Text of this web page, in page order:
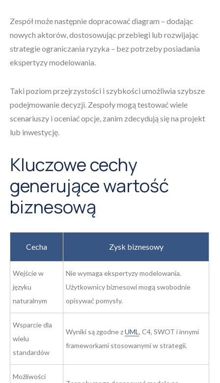
Zespół może następnie dopracować diagram – dodając
nowych aktorów, dostosowując przebiegi lub rozwijając
strategie ograniczania ryzyka – bez potrzeby posiadania
ekspertyzy modelowania.
Taki poziom przejrzystości i szybkości umożliwia szybsze
podejmowanie decyzji. Zespoły mogą testować wiele
scenariuszy i oceniać opcje, zanim zdecydują się na projekt
lub inwestycję.
Kluczowe cechy
generujące wartość
biznesową
Cecha Zysk biznesowy
Wejście w
języku
naturalnym
Nie wymaga ekspertyzy modelowania.
Użytkownicy biznesowi mogą swobodnie
opisywać pomysły.
Wsparcie dla
wielu
standardów
Wyniki są zgodne zUML , C4, SWOT i innymi
frameworkami stosowanymi w strategii.
Możliwości